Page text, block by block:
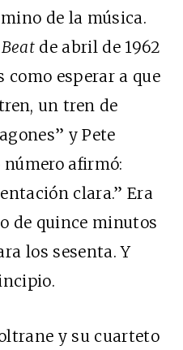
de la música.
de abril de 1962
como esperar a que
un tren de
y Pete
afirmó:
clara.” Era
de quince minutos
los sesenta. Y
y su cuarteto